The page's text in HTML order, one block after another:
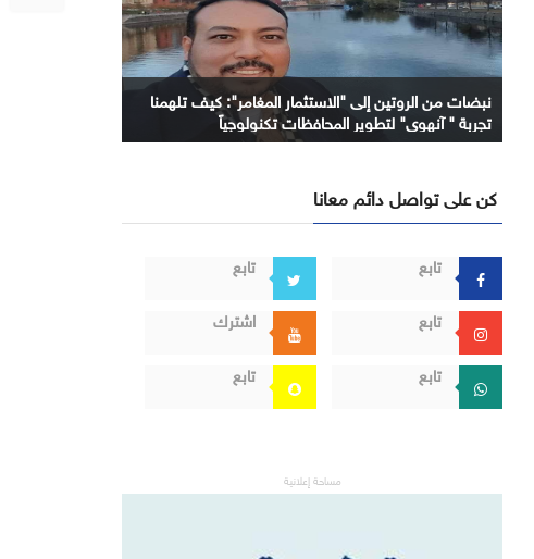
نبضات من الروتين إلى "الاستثمار المغامر": كيف تلهمنا
تجربة " آنهوي" لتطوير المحافظات تكنولوجياً
كن على تواصل دائم معانا
تابع
تابع
تابع
اشترك
تابع
تابع
مساحة إعلانية